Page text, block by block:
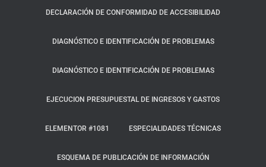
DECLARACIÓN DE CONFORMIDAD DE ACCESIBILIDAD
DIAGNÓSTICO E IDENTIFICACIÓN DE PROBLEMAS
DIAGNÓSTICO E IDENTIFICACIÓN DE PROBLEMAS
EJECUCION PRESUPUESTAL DE INGRESOS Y GASTOS
ELEMENTOR #1081 ESPECIALIDADES TÉCNICAS
ESQUEMA DE PUBLICACIÓN DE INFORMACIÓN